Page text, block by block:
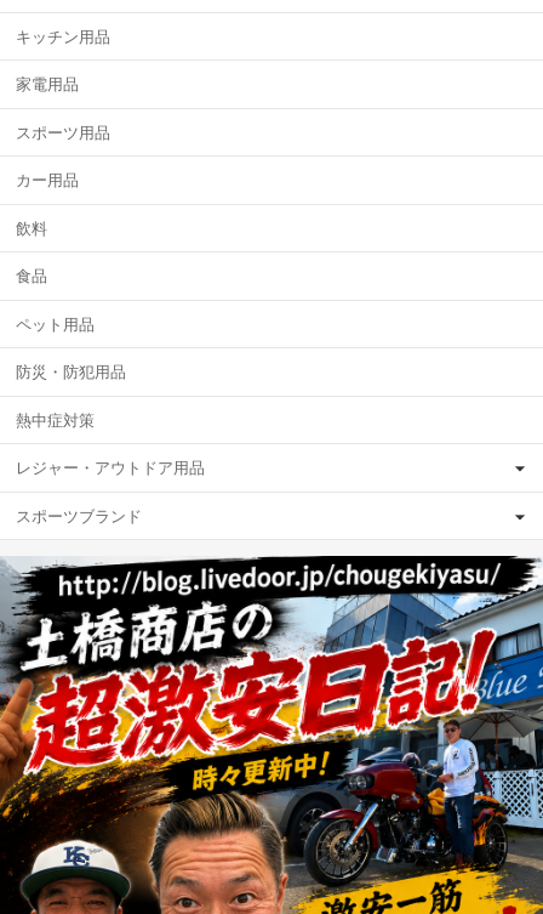
キッチン用品
家電用品
スポーツ用品
カー用品
飲料
食品
ペット用品
防災・防犯用品
熱中症対策
レジャー・アウトドア用品
スポーツブランド